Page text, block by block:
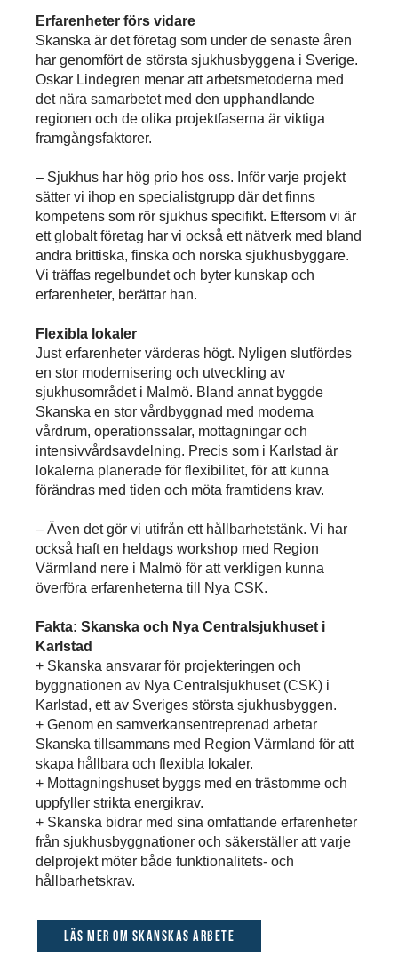
Erfarenheter förs vidare
Skanska är det företag som under de senaste åren
har genomfört de största sjukhusbyggena i Sverige.
Oskar Lindegren menar att arbetsmetoderna med
det nära samarbetet med den upphandlande
regionen och de olika projektfaserna är viktiga
framgångsfaktorer.
– Sjukhus har hög prio hos oss. Inför varje projekt
sätter vi ihop en specialistgrupp där det finns
kompetens som rör sjukhus specifikt. Eftersom vi är
ett globalt företag har vi också ett nätverk med bland
andra brittiska, finska och norska sjukhusbyggare.
Vi träffas regelbundet och byter kunskap och
erfarenheter, berättar han.
Flexibla lokaler
Just erfarenheter värderas högt. Nyligen slutfördes
en stor modernisering och utveckling av
sjukhusområdet i Malmö. Bland annat byggde
Skanska en stor vårdbyggnad med moderna
vårdrum, operationssalar, mottagningar och
intensiv­vårdsavdelning. Precis som i Karlstad är
lokalerna planerade för flexibilitet, för att kunna
förändras med tiden och möta framtidens krav.
– Även det gör vi utifrån ett hållbarhetstänk. Vi har
också haft en heldags workshop med Region
Värmland nere i Malmö för att verkligen kunna
överföra erfarenheterna till Nya CSK.
Fakta: Skanska och Nya Centralsjukhuset i
Karlstad
+ Skanska ansvarar för projekteringen och
byggnationen av Nya Centralsjukhuset (CSK) i
Karlstad, ett av Sveriges största sjukhusbyggen.
+ Genom en samverkansentreprenad arbetar
Skanska tillsammans med Region Värmland för att
skapa hållbara och flexibla lokaler.
+ Mottagningshuset byggs med en trästomme och
uppfyller strikta energikrav.
+ Skanska bidrar med sina omfattande erfarenheter
från sjukhusbyggnationer och säkerställer att varje
delprojekt möter både funktionalitets- och
hållbarhetskrav.
Läs mer om Skanskas arbete